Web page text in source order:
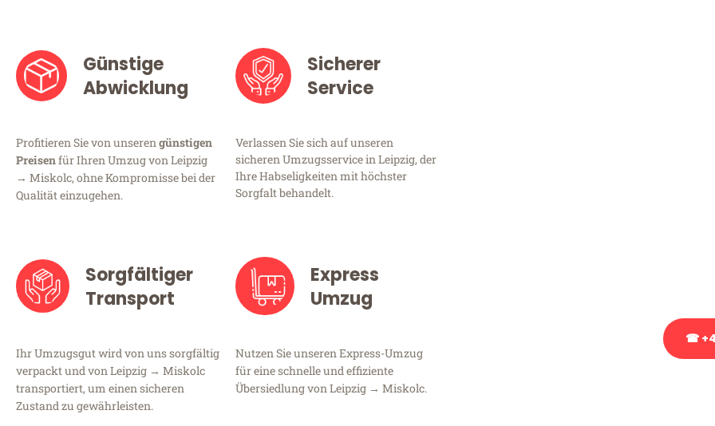
Günstige
Abwicklung
Profitieren Sie von unserengünstigen
Preisenfür Ihren Umzug von Leipzig
→ Miskolc, ohne Kompromisse bei der
Qualität einzugehen.
Sicherer
Service
Verlassen Sie sich auf unseren
sicheren Umzugsservice in Leipzig, der
Ihre Habseligkeiten mit höchster
Sorgfalt behandelt.
Sorgfältiger
Transport
Ihr Umzugsgut wird von uns sorgfältig
verpackt und von Leipzig → Miskolc
transportiert, um einen sicheren
Zustand zu gewährleisten.
Express
Umzug
Nutzen Sie unseren Express-Umzug
für eine schnelle und effiziente
Übersiedlung von Leipzig → Miskolc.
☎